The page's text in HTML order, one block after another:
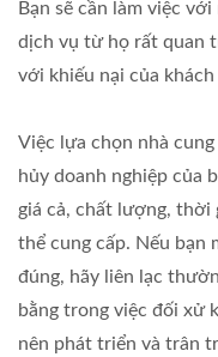
Bạn sẽ cần làm việc
dịch vụ từ họ rất quan
với khiếu nại của khách
Việc lựa chọn nhà
hủy doanh nghiệp của
giá cả, chất lượng, thời
thể cung cấp. Nếu bạn
đúng, hãy liên lạc
bằng trong việc đối xử
nên phát triển và trân